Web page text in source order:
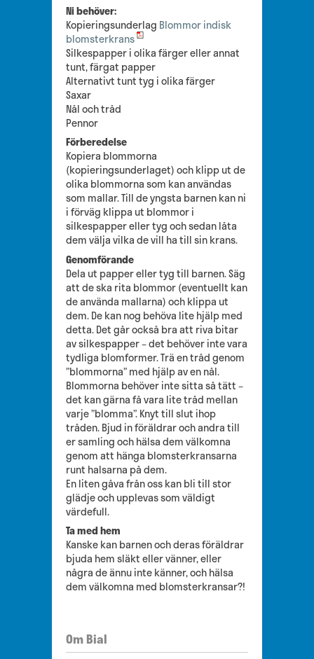
Ni behöver:
Kopieringsunderlag Blommor indisk
blomsterkrans
Silkespapper i olika färger eller annat
tunt, färgat papper
Alternativt tunt tyg i olika färger
Saxar
Nål och tråd
Pennor
Förberedelse
Kopiera blommorna
(kopieringsunderlaget) och klipp ut de
olika blommorna som kan användas
som mallar. Till de yngsta barnen kan ni
i förväg klippa ut blommor i
silkespapper eller tyg och sedan låta
dem välja vilka de vill ha till sin krans.
Genomförande
Dela ut papper eller tyg till barnen. Säg
att de ska rita blommor (eventuellt kan
de använda mallarna) och klippa ut
dem. De kan nog behöva lite hjälp med
detta. Det går också bra att riva bitar
av silkespapper – det behöver inte vara
tydliga blomformer. Trä en tråd genom
”blommorna” med hjälp av en nål.
Blommorna behöver inte sitta så tätt –
det kan gärna få vara lite tråd mellan
varje ”blomma”. Knyt till slut ihop
tråden. Bjud in föräldrar och andra till
er samling och hälsa dem välkomna
genom att hänga blomsterkransarna
runt halsarna på dem.
En liten gåva från oss kan bli till stor
glädje och upplevas som väldigt
värdefull.
Ta med hem
Kanske kan barnen och deras föräldrar
bjuda hem släkt eller vänner, eller
några de ännu inte känner, och hälsa
dem välkomna med blomsterkransar?!
Om Bial